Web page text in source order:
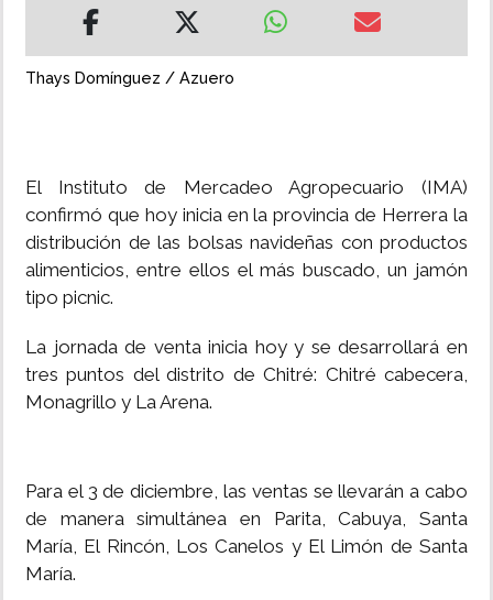
MULTIMEDIA
IMPRESO
Thays Domínguez / Azuero
El Instituto de Mercadeo Agropecuario (IMA)
confirmó que hoy inicia en la provincia de Herrera la
distribución de las bolsas navideñas con productos
alimenticios, entre ellos el más buscado, un jamón
tipo picnic.
La jornada de venta inicia hoy y se desarrollará en
tres puntos del distrito de Chitré: Chitré cabecera,
Monagrillo y La Arena.
Para el 3 de diciembre, las ventas se llevarán a cabo
de manera simultánea en Parita, Cabuya, Santa
María, El Rincón, Los Canelos y El Limón de Santa
María.